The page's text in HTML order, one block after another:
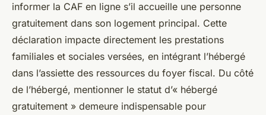
informer la CAF en ligne s’il accueille une personne
gratuitement dans son logement principal. Cette
déclaration impacte directement les prestations
familiales et sociales versées, en intégrant l’hébergé
dans l’assiette des ressources du foyer fiscal. Du côté
de l’hébergé, mentionner le statut d’« hébergé
gratuitement » demeure indispensable pour